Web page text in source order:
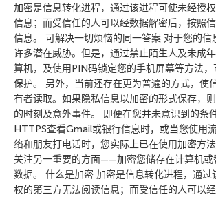
加密是信息转化进程，通过该进程可使未经授
信息；而受信任的人可以经数据解密后，按照
信息。 可解决一切烦恼的同一答案 对于您的信
许多潜在威胁。但是，通过禁止陌生人及未成
算机，及使用PIN码锁定您的手机屏幕等方法
保护。 另外，当前还存在更为普遍的方式，使
有者读取。如果隐私信息以加密的形式保存，
的时刻及意外事件。 即便在您并未意识到的条
HTTPS查看Gmail或银行信息时，或当您使用
络和朋友打电话时，您实际上已在使用加密方
关注另一重要的方面——加密您储存在计算机或
数据。 什么是加密 加密是信息转化进程，通过
权的第三方无法阅读信息；而受信任的人可以